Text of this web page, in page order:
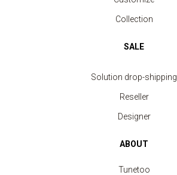
Collection
SALE
Solution drop-shipping
Reseller
Designer
ABOUT
Tunetoo